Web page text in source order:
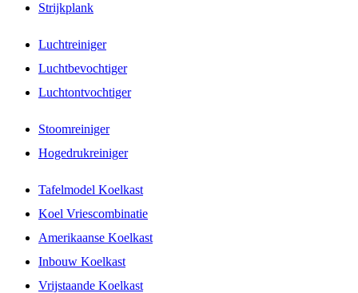
Strijkplank
Luchtreiniger
Luchtbevochtiger
Luchtontvochtiger
Stoomreiniger
Hogedrukreiniger
Tafelmodel Koelkast
Koel Vriescombinatie
Amerikaanse Koelkast
Inbouw Koelkast
Vrijstaande Koelkast